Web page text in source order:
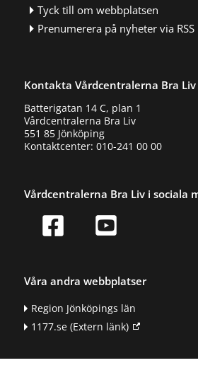
Tyck till om webbplatsen
Prenumerera på nyheter via RSS
Kontakta Vårdcentralerna Bra Liv
Batterigatan 14 C, plan 1
Vårdcentralerna Bra Liv
551 85 Jönköping
Kontaktcenter: 010-241 00 00
Vårdcentralerna Bra Liv i sociala
Våra andra webbplatser
Region Jönköpings län
1177.se(Extern länk)